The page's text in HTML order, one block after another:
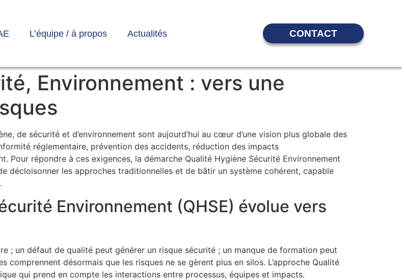
L’équipe / à propos Actualités CONTACT
Environnement : vers une
de sécurité et d’environnement sont aujourd’hui au cœur d’une vision plus globale des
réglementaire, prévention des accidents, réduction des impacts
Pour répondre à ces exigences, la démarche Qualité Hygiène Sécurité Environnement
décloisonner les approches traditionnelles et de bâtir un système cohérent, capable
Environnement (QHSE) évolue vers
; un défaut de qualité peut générer un risque sécurité ; un manque de formation peut
désormais que les risques ne se gèrent plus en silos. L’approche Qualité
qui prend en compte les interactions entre processus, équipes et impacts.